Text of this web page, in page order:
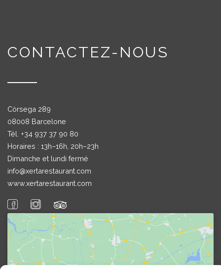
CONTACTEZ-NOUS
Còrsega 289
08008 Barcelone
Tél. +34 937 37 90 80
Horaires : 13h–16h, 20h–23h
Dimanche et lundi fermé
info@xertarestaurant.com
www.xertarestaurant.com